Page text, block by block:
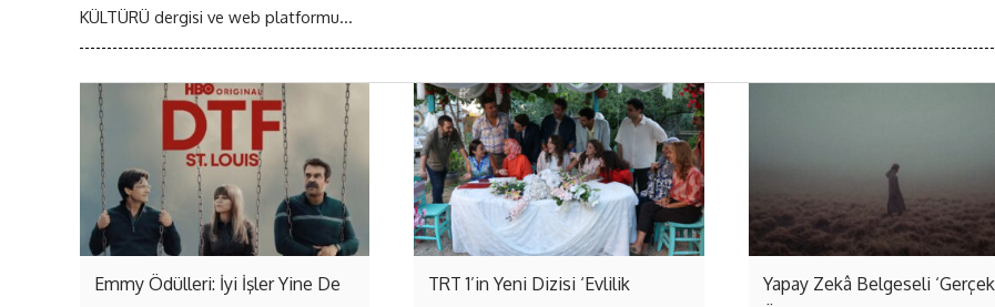
KÜLTÜRÜ dergisi ve web platformu...
Emmy Ödülleri: İyi İşler Yine De
TRT 1’in Yeni Dizisi ‘Evlilik
Yapay Zekâ Belgeseli ‘Gerçek